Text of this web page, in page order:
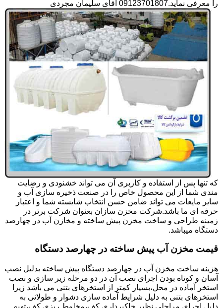
را معرفی نماید.09123701807 آقای سلیمان مجردی
که تنها پس از استفاده و کاربری آن می تواند خشنودی و رضایت
مندی شما از این محصول خاص را در صنعت ذخیره سازی آب و
سایر مایعات می تواند ضامن حسن انتخاب شایسته شما و اعتبار
حرفه ای ما باشد.شرکت مخزن سازان بعنوان شرکت برتر در
زمینه طراحی و ساخت مخزن پیش ساخته و مخازن آب در چهارصد
دستگاه میباشد.
قیمت مخزن آب پیش ساخته در چهارصد دستگاه
هزینه ساخت مخزن آب در چهارصد دستگاه پیش ساخته بدلیل نصب
آسان و کوتاه بودن اجرای نصب آن در دو مرحله زیر سازی و نصب
استخر آماده در محل،بسیار کمتر از استخرهای بتنی می باشد زیرا
استخرهای بتنی به دلیل شرایط آماده سازی دشوار و طولانی به